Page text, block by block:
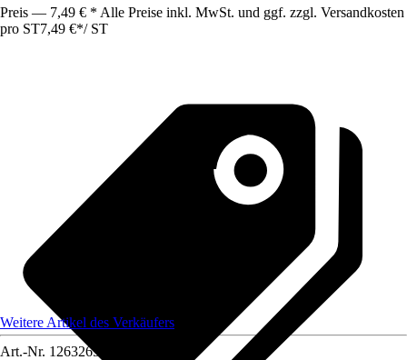
Preis — 7,49 € * Alle Preise inkl. MwSt. und ggf. zzgl. Versandkosten
pro ST7,49 €*/ ST
Weitere Artikel des Verkäufers
Art.-Nr. 12632658